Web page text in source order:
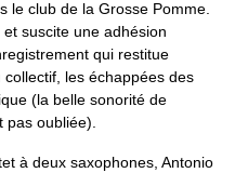
le club de la Grosse Pomme.
suscite une adhésion
qui restitue
collectif, les échappées des
(la belle sonorité de
pas oubliée).
à deux saxophones, Antonio